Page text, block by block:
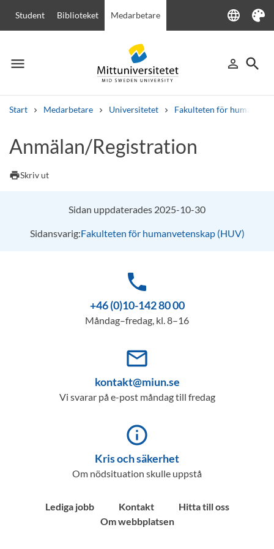
Student Biblioteket Medarbetare language
Language
Tema
menu
Meny person_outline
Logga in
search
Sök
Start Medarbetare Universitetet Fakulteten för
Andra söktjänster
Kurser och program
Anmälan/Registration
printSkriv ut
Sidan uppdaterades 2025-10-30
Sidansvarig:Fakulteten för humanvetenskap (HUV)
phone
+46 (0)10-142 80 00
Måndag–fredag, kl. 8–16
mail_outline
kontakt@miun.se
Vi svarar på e-post måndag till fredag
info_outline
Kris och säkerhet
Om nödsituation skulle uppstå
Lediga jobb Kontakt
Hitta till oss
Om webbplatsen